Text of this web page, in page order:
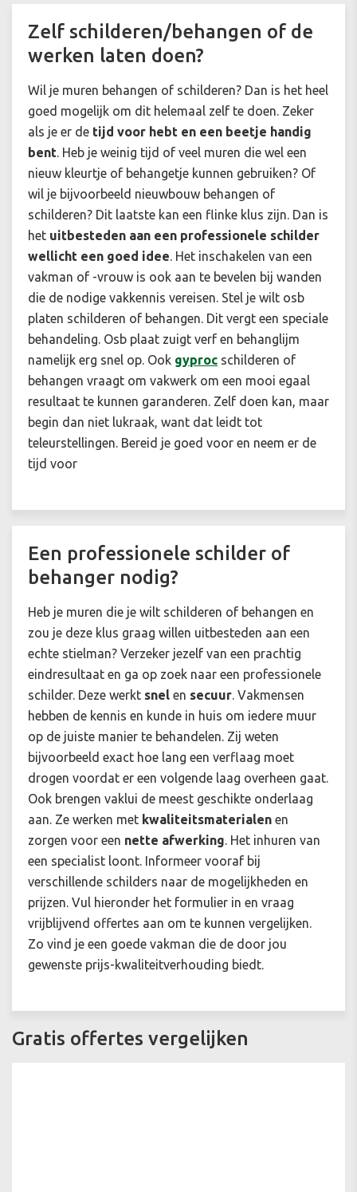
Zelf schilderen/behangen of de
werken laten doen?
Wil je muren behangen of schilderen? Dan is het heel
goed mogelijk om dit helemaal zelf te doen. Zeker
als je er de tijd voor hebt en een beetje handig
bent. Heb je weinig tijd of veel muren die wel een
nieuw kleurtje of behangetje kunnen gebruiken? Of
wil je bijvoorbeeld nieuwbouw behangen of
schilderen? Dit laatste kan een flinke klus zijn. Dan is
het uitbesteden aan een professionele schilder
wellicht een goed idee. Het inschakelen van een
vakman of -vrouw is ook aan te bevelen bij wanden
die de nodige vakkennis vereisen. Stel je wilt osb
platen schilderen of behangen. Dit vergt een speciale
behandeling. Osb plaat zuigt verf en behanglijm
namelijk erg snel op. Ook gyproc schilderen of
behangen vraagt om vakwerk om een mooi egaal
resultaat te kunnen garanderen. Zelf doen kan, maar
begin dan niet lukraak, want dat leidt tot
teleurstellingen. Bereid je goed voor en neem er de
tijd voor
Een professionele schilder of
behanger nodig?
Heb je muren die je wilt schilderen of behangen en
zou je deze klus graag willen uitbesteden aan een
echte stielman? Verzeker jezelf van een prachtig
eindresultaat en ga op zoek naar een professionele
schilder. Deze werkt snel en secuur. Vakmensen
hebben de kennis en kunde in huis om iedere muur
op de juiste manier te behandelen. Zij weten
bijvoorbeeld exact hoe lang een verflaag moet
drogen voordat er een volgende laag overheen gaat.
Ook brengen vaklui de meest geschikte onderlaag
aan. Ze werken met kwaliteitsmaterialen en
zorgen voor een nette afwerking. Het inhuren van
een specialist loont. Informeer vooraf bij
verschillende schilders naar de mogelijkheden en
prijzen. Vul hieronder het formulier in en vraag
vrijblijvend offertes aan om te kunnen vergelijken.
Zo vind je een goede vakman die de door jou
gewenste prijs-kwaliteitverhouding biedt.
Gratis offertes vergelijken